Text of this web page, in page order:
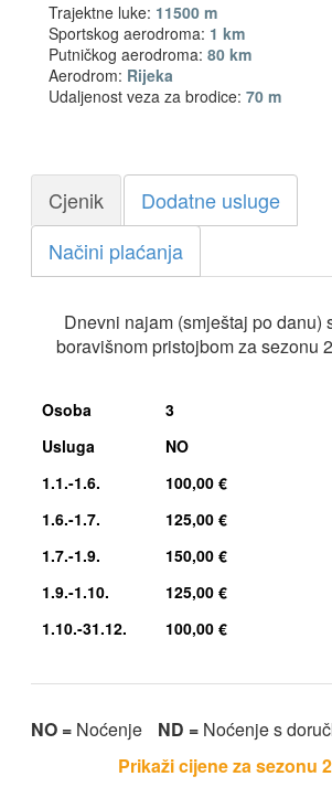
Trajektne luke: 11500 m
Sportskog aerodroma: 1 km
Putničkog aerodroma: 80 km
Aerodrom: Rijeka
Udaljenost veza za brodice: 70 m
Cjenik
Dodatne usluge
Načini plaćanja
Dnevni najam (smještaj po danu)
boravišnom pristojbom za sezonu
Osoba
3
Usluga
NO
1.1.-1.6.
100,00 €
1.6.-1.7.
125,00 €
1.7.-1.9.
150,00 €
1.9.-1.10.
125,00 €
1.10.-31.12.
100,00 €
NO = Noćenje ND = Noćenje s
Prikaži cijene za sezonu